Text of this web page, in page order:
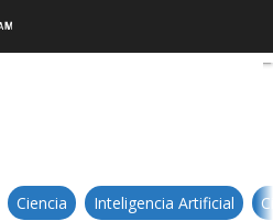
el futuro de la
Ciencia Inteligencia Artificial